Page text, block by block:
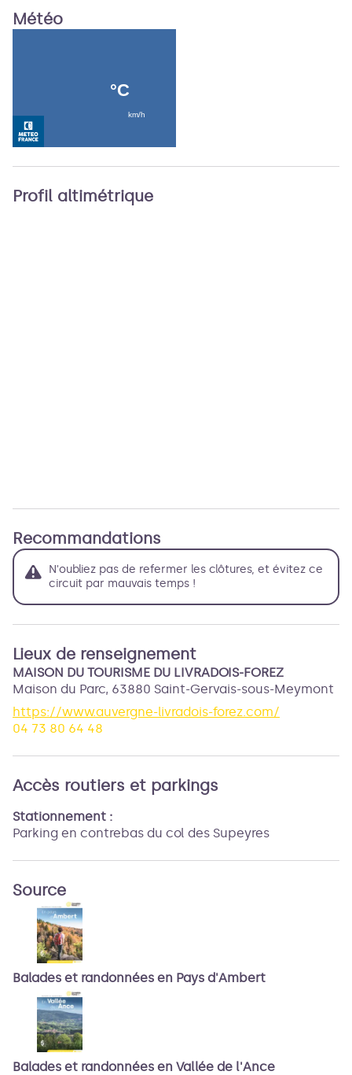
Météo
Profil altimétrique
Recommandations
N'oubliez pas de refermer les clôtures, et évitez ce
circuit par mauvais temps !
Lieux de renseignement
MAISON DU TOURISME DU LIVRADOIS-FOREZ
Maison du Parc, 63880 Saint-Gervais-sous-Meymont
https://www.auvergne-livradois-forez.com/
04 73 80 64 48
Accès routiers et parkings
Stationnement :
Parking en contrebas du col des Supeyres
Source
Balades et randonnées en Pays d'Ambert
Balades et randonnées en Vallée de l'Ance